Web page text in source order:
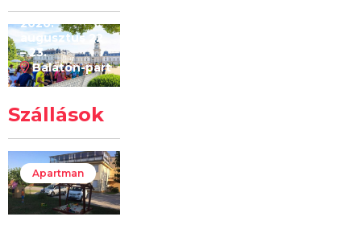
2026.
augusztus 22
– 23.
Balaton-part
Szállások
Apartman